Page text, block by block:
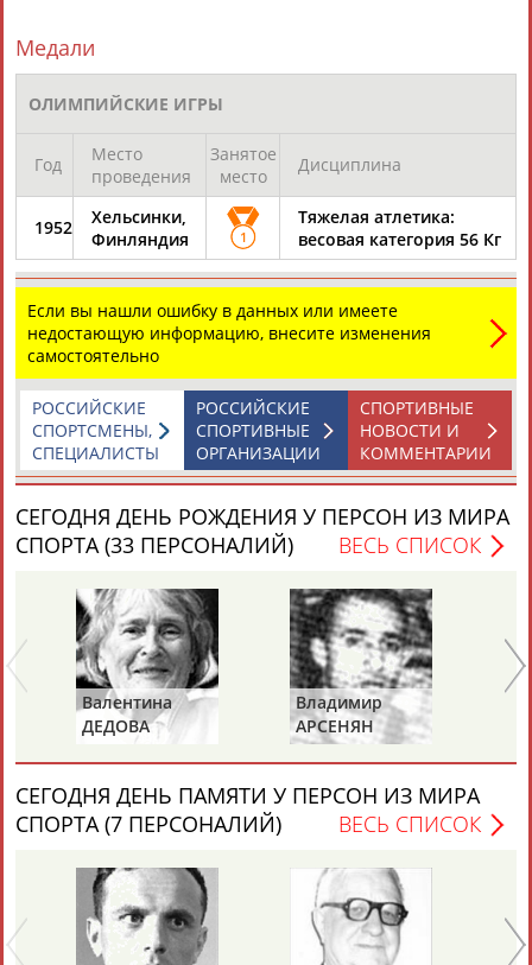
Каримжан
АБДРАХМАНОВ
Аделя
АБДРАХМАНОВА
Андрей
Герман
АБДУЛАЕВ
Тагир
АБДУЛАЕВ
Камиль
АБДУЛАЗИЗОВ
Загалав
АБДУЛБЕКОВ
Камалудин
АБДУЛДАУДОВ
Абдула
АБДУЛЖАЛИЛОВАБДУЛКАГИРОВАБДУЛЛАЕВ
24 персон из 13181
ЕЩЁ ПЕРСОНЫ
ТАБЛО АКТИВНОСТИ
ЦЕЛИ ПРОЕКТА КОНТАКТЫ НАШИ КНОПКИ РЕКЛАМА
Вопросы сотрудничества и совместной деятельностиinform@infosport.ru
Стадион, 1998-2026
Подпишись
Медали
ОЛИМПИЙСКИЕ ИГРЫ
Год
Место
проведения
Занятое
место
Дисциплина
1952
Хельсинки,
Финляндия
1
Тяжелая атлетика:
весовая категория 56 Кг
Если вы нашли ошибку в данных или имеете
недостающую информацию, внесите изменения
самостоятельно
СПОРТИВНЫЕ
НОВОСТИ И
КОММЕНТАРИИ
РОССИЙСКИЕ
СПОРТИВНЫЕ
ОРГАНИЗАЦИИ
РОССИЙСКИЕ
СПОРТСМЕНЫ,
СПЕЦИАЛИСТЫ
СЕГОДНЯ ДЕНЬ РОЖДЕНИЯ У ПЕРСОН ИЗ МИРА
СПОРТА (33 ПЕРСОНАЛИЙ)
ВЕСЬ СПИСОК
Валентина
ДЕДОВА
Владимир
АРСЕНЯН
СЕГОДНЯ ДЕНЬ ПАМЯТИ У ПЕРСОН ИЗ МИРА
СПОРТА (7 ПЕРСОНАЛИЙ)
ВЕСЬ СПИСОК